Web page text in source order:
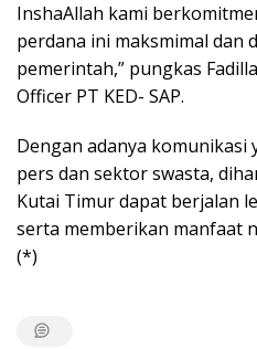
InshaAllah kami
perdana ini maksmimal dan
pemerintah,” pungkas
Officer PT KED- SAP.
Dengan adanya komunikasi
pers dan sektor swasta,
Kutai Timur dapat berjalan
serta memberikan manfaat
(*)